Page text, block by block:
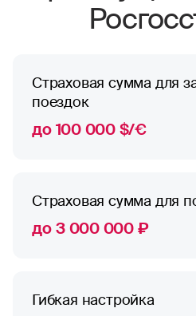
Страховая сумма для
поездок
до 100 000 $/€
Страховая сумма для
до 3 000 000 ₽
Гибкая настройка